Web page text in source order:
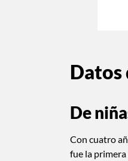
Datos
De
Con cuatro
fue la